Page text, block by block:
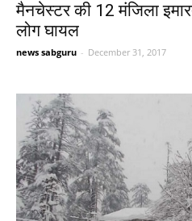
मैनचेस्टर की 12 मंजिला
लोग घायल
news sabguru - December 31, 2017